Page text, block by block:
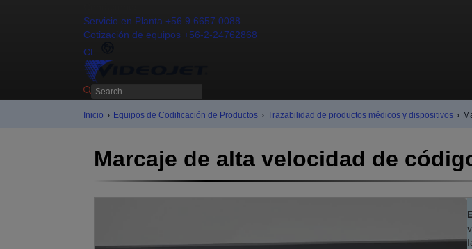
Servicio en Planta +56 9 6657 0088
Cotización de equipos +56-2-24762868
CL
Inicio › Equipos de Codificación de Productos › Trazabilidad de productos médicos y dispositivos ›
Marcaje de alta velocidad de